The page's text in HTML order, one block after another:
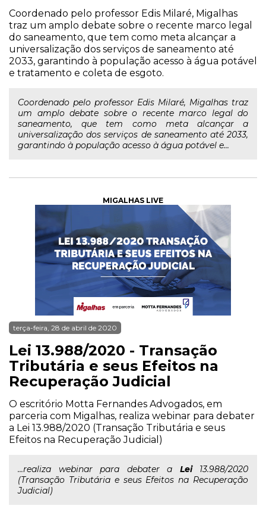
Coordenado pelo professor Edis Milaré, Migalhas
traz um amplo debate sobre o recente marco legal
do saneamento, que tem como meta alcançar a
universalização dos serviços de saneamento até
2033, garantindo à população acesso à água potável
e tratamento e coleta de esgoto.
Coordenado pelo professor Edis Milaré, Migalhas traz
um amplo debate sobre o recente marco legal do
saneamento, que tem como meta alcançar a
universalização dos serviços de saneamento até 2033,
garantindo à população acesso à água potável e...
MIGALHAS LIVE
terça-feira, 28 de abril de 2020
Lei 13.988/2020 - Transação
Tributária e seus Efeitos na
Recuperação Judicial
O escritório Motta Fernandes Advogados, em
parceria com Migalhas, realiza webinar para debater
a Lei 13.988/2020 (Transação Tributária e seus
Efeitos na Recuperação Judicial)
...realiza webinar para debater a Lei13.988/2020
(Transação Tributária e seus Efeitos na Recuperação
Judicial)